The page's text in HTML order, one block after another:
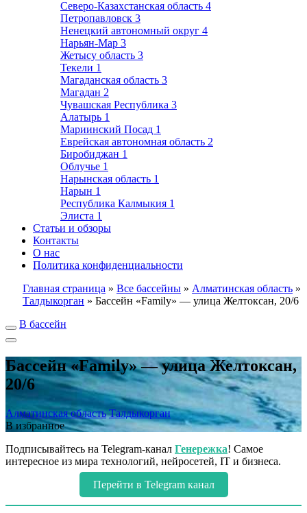
Северо-Казахстанская область 4
Петропавловск 3
Ненецкий автономный округ 4
Нарьян-Мар 3
Жетысу область 3
Текели 1
Магаданская область 3
Магадан 2
Чувашская Республика 3
Алатырь 1
Мариинский Посад 1
Еврейская автономная область 2
Биробиджан 1
Облучье 1
Нарынская область 1
Нарын 1
Республика Калмыкия 1
Элиста 1
Статьи и обзоры
Контакты
О нас
Политика конфиденциальности
Главная страница » Все бассейны » Алматинская область »
Талдыкорган » Бассейн «Family» — улица Желтоксан, 20/6
В бассейн
Бассейн «Family» — улица Желтоксан,
20/6
Алматинская область Талдыкорган
В избранное
Подписывайтесь на Telegram-канал Генережка! Самое
интересное из мира технологий, нейросетей, IT и бизнеса.
Перейти в Telegram канал